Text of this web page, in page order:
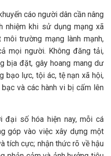
cáo người dân cần nâng
nhiệm khi sử dụng mạng xã
trường mạng lành mạnh,
mọi người. Không đăng tải,
bịa đặt, gây hoang mang dư
bạo lực, tội ác, tệ nạn xã hội,
và các hành vi bị cấm lên
đại số hóa hiện nay, mỗi cá
góp vào việc xây dựng một
tích cực; nhận thức rõ về hậu